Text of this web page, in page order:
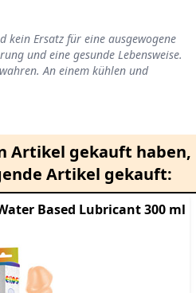
kein Ersatz für eine ausgewogene
und eine gesunde Lebensweise.
An einem kühlen und
Artikel gekauft haben,
Artikel gekauft:
Based Lubricant 300 ml